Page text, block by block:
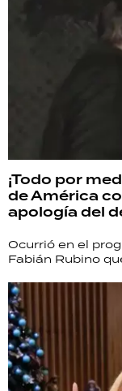
¡Todo por
de América
apología del
Ocurrió en el
Fabián Rubino